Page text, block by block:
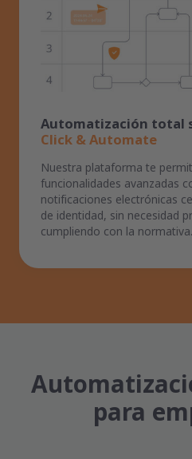
Automatización total
Click & Automate
Nuestra plataforma te
funcionalidades avanzadas
notificaciones electrónicas
de identidad, sin necesidad
cumpliendo con la normativa.
para